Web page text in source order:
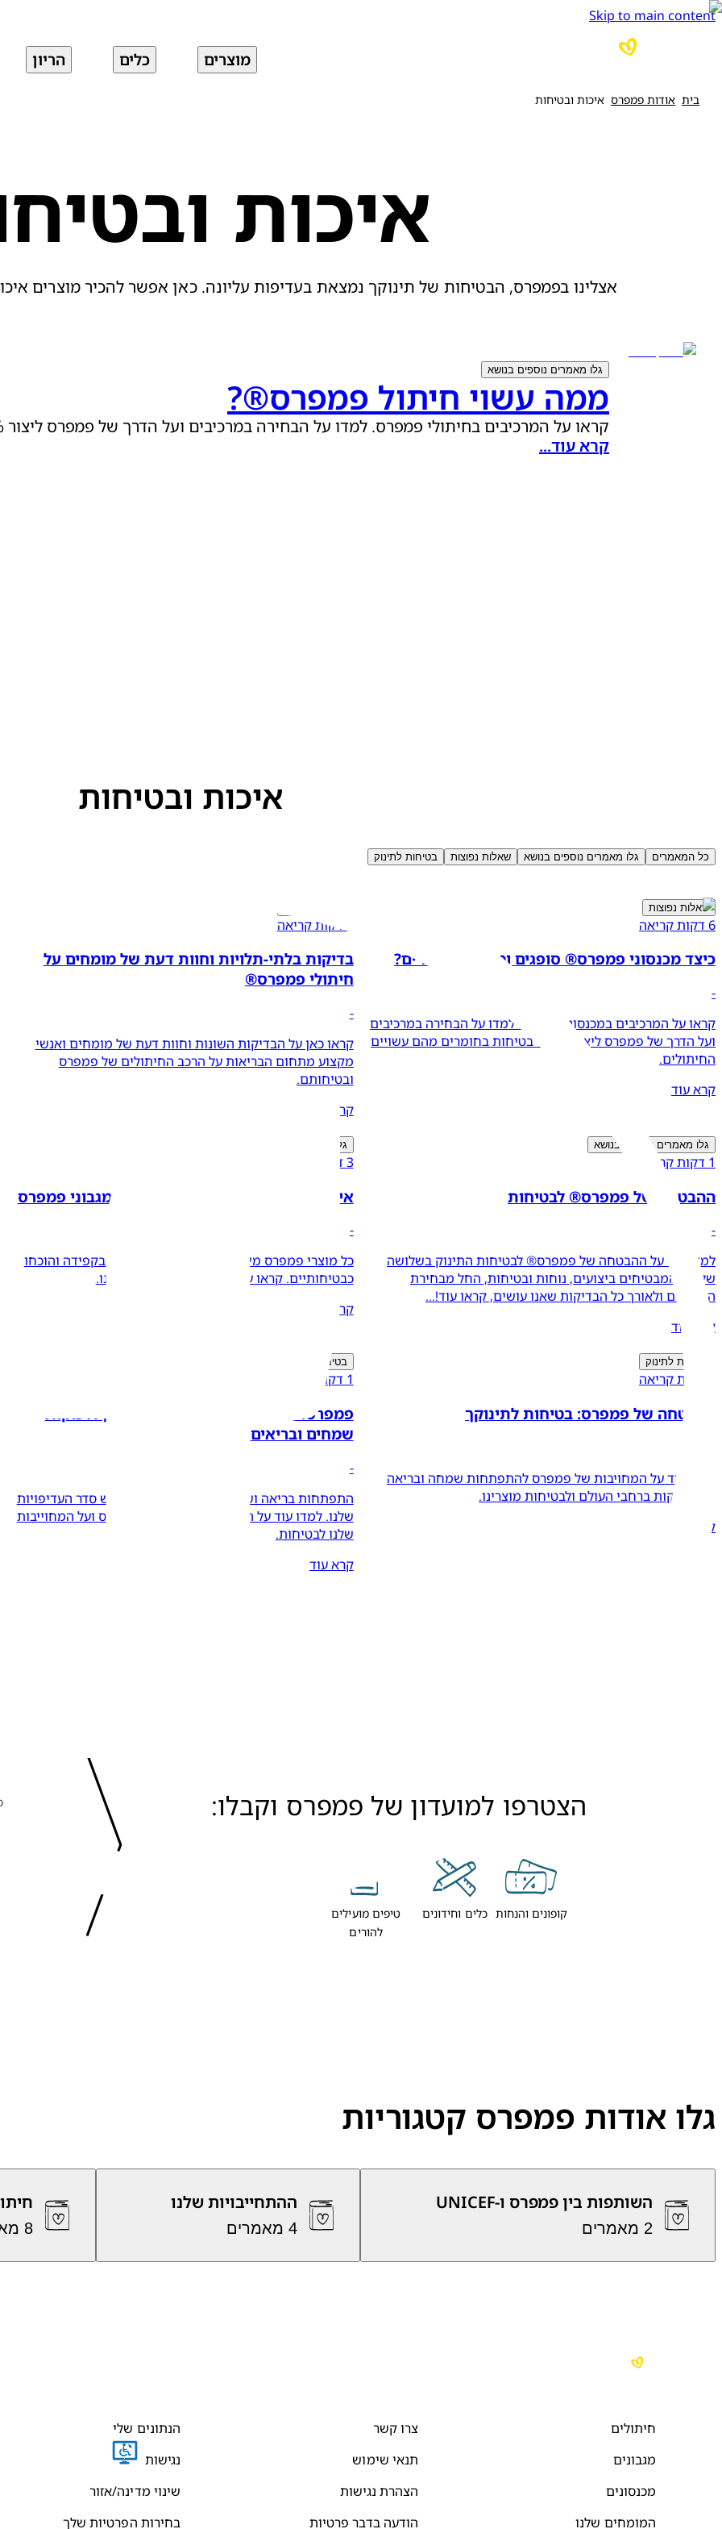
Skip to main content
מוצרים כלים הריון
בית אודות פמפרס איכות ובטיחות
איכות
אצלינו בפמפרס, הבטיחות של תינוקך נמצאת בעדיפות עליונה. כאן אפשר להכיר מוצרים
גלו מאמרים נוספים בנושא
ממה עשוי חיתול פמפרס®?
קראו על המרכיבים בחיתולי פמפרס. למדו על הבחירה במרכיבים ועל הדרך של פמפרס ליצור 100% בטיחות בחומרים מהם עשויים החיתולים.
קרא עוד...
איכות ובטיחות
כל המאמרים גלו מאמרים נוספים בנושא שאלות נפוצות בטיחות לתינוק
שאלות נפוצות
6 דקות קריאה
כיצד מכנסוני פמפרס® סופגים וממה הם עשויים?
-
קראו על המרכיבים במכנסוני פמפרס. למדו על הבחירה במרכיבים
ועל הדרך של פמפרס ליצור 100% בטיחות בחומרים מהם עשויים
החיתולים.
קרא עוד
בדיקות בלתי-תלויות וחוות דעת של מומחים על
חיתולי פמפרס®
-
קראו כאן על הבדיקות השונות וחוות דעת של מומחים ואנשי
מקצוע מתחום הבריאות על הרכב החיתולים של פמפרס
ובטיחותם.
קרא עוד
גלו מאמרים נוספים בנושא
1 דקות קריאה
ההבטחה של פמפרס® לבטיחות
-
למדו עוד על ההבטחה של פמפרס® לבטיחות התינוק בשלושה
שלבים המבטיחים ביצועים, נוחות ובטיחות, החל מבחירת
החומרים ולאורך כל הבדיקות שאנו עושים, קראו עוד!...
קרא עוד
גלו מאמרים נוספים בנושא
3 דקות קריאה
אילו חומרים איננו מכניסים לחיתולי ומגבוני פמפרס
-
כל מוצרי פמפרס מיוצרים ממרכיבים הנבדקים בקפידה והוכחו
כבטיחותיים. קראו עוד על תהליך הבטיחות שלנו.
קרא עוד
בטיחות לתינוק
ההבטחה של פמפרס: בטיחות לתינוקך
למדו עוד על המחויבות של פמפרס להתפתחות שמחה ובריאה
של תינוקות ברחבי העולם ולבטיחות מוצרינו.
קרא עוד
בטיחות לתינוק
1 דקות קריאה
פמפרס: מעוצב בצורה בטיחותית למען תינוקות
שמחים ובריאים
-
התפתחות בריאה ושמחה של התינוק היא בראש סדר העדיפויות
שלנו. למדו עוד על הבטחת הבטיחות של פמפרס ועל המחוייבות
שלנו לבטיחות.
קרא עוד
הצטרפו למועדון של פמפרס וקבלו:
קופונים והנחות כלים וחידונים
טיפים מועילים
להורים
גלו אודות פמפרס קטגוריות
השותפות בין פמפרס ו-UNICEF
2 מאמרים
ההתחייבויות שלנו
4 מאמרים 8 מאמרים
חיתולים
מגבונים
מכנסונים
המומחים שלנו
צרו קשר
תנאי שימוש
הצהרת נגישות
הודעה בדבר פרטיות
הנתונים שלי
נגישות
שינוי מדינה/אזור
בחירות הפרטיות שלך